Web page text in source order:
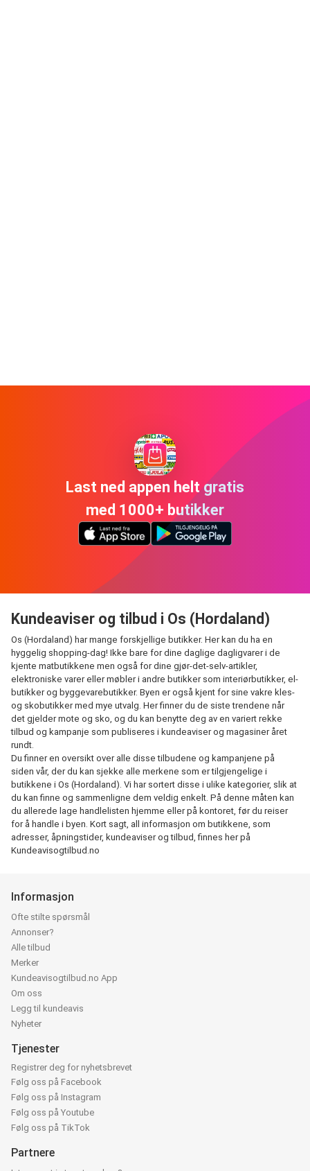
Last ned appen helt gratis
med 1000+ butikker
Kundeaviser og tilbud i Os (Hordaland)
Os (Hordaland) har mange forskjellige butikker. Her kan du ha en
hyggelig shopping-dag! Ikke bare for dine daglige dagligvarer i de
kjente matbutikkene men også for dine gjør-det-selv-artikler,
elektroniske varer eller møbler i andre butikker som interiørbutikker, el-
butikker og byggevarebutikker. Byen er også kjent for sine vakre kles-
og skobutikker med mye utvalg. Her finner du de siste trendene når
det gjelder mote og sko, og du kan benytte deg av en variert rekke
tilbud og kampanje som publiseres i kundeaviser og magasiner året
rundt.
Du finner en oversikt over alle disse tilbudene og kampanjene på
siden vår, der du kan sjekke alle merkene som er tilgjengelige i
butikkene i Os (Hordaland). Vi har sortert disse i ulike kategorier, slik at
du kan finne og sammenligne dem veldig enkelt. På denne måten kan
du allerede lage handlelisten hjemme eller på kontoret, før du reiser
for å handle i byen. Kort sagt, all informasjon om butikkene, som
adresser, åpningstider, kundeaviser og tilbud, finnes her på
Kundeavisogtilbud.no
Informasjon
Ofte stilte spørsmål
Annonser?
Alle tilbud
Merker
Kundeavisogtilbud.no App
Om oss
Legg til kundeavis
Nyheter
Tjenester
Registrer deg for nyhetsbrevet
Følg oss på Facebook
Følg oss på Instagram
Følg oss på Youtube
Følg oss på TikTok
Partnere